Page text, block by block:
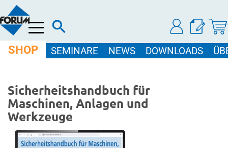
Menü
SHOP SEMINARE NEWS DOWNLOADS
Sicherheitshandbuch für
Maschinen, Anlagen und
Werkzeuge